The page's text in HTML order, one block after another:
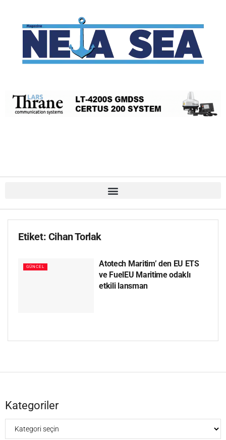
Etiket: Cihan Torlak
GÜNCEL
Atotech Maritim’ den EU ETS
ve FuelEU Maritime odaklı
etkili lansman
Kategoriler